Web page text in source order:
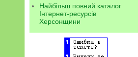
Найбільш повний каталог
Інтернет-ресурсів
Херсонщини